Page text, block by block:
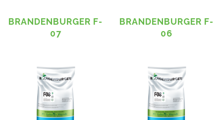
BRANDENBURGER F-
07
BRANDENBURGER F-
06